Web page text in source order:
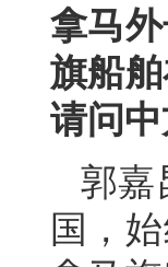
拿马
旗船
请问
郭嘉
国，